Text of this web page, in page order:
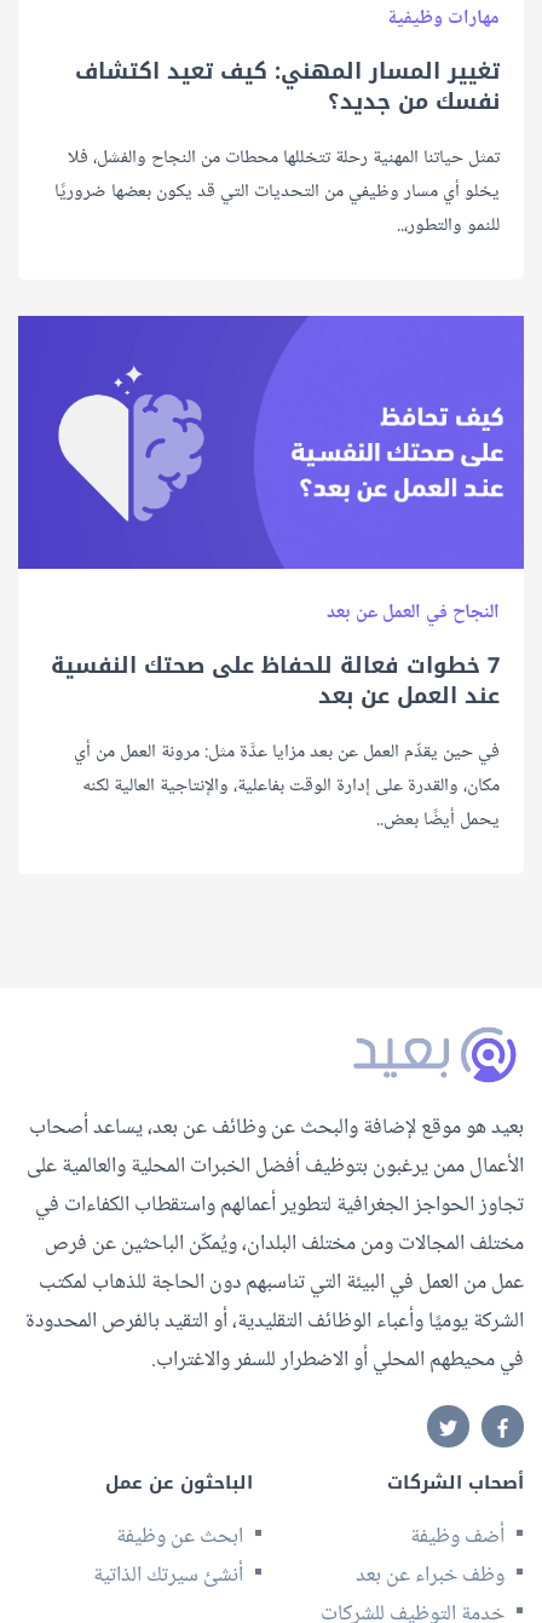
مهارات وظيفية
تغيير المسار المهني: كيف تعيد اكتشاف
نفسك من جديد؟
تمثل حياتنا المهنية رحلة تتخللها محطات من النجاح والفشل، فلا
يخلو أي مسار وظيفي من التحديات التي قد يكون بعضها ضروريًا
للنمو والتطور،..
النجاح في العمل عن بعد
7 خطوات فعالة للحفاظ على صحتك النفسية
عند العمل عن بعد
في حين يقدِّم العمل عن بعد مزايا عدَّة مثل: مرونة العمل من أي
مكان، والقدرة على إدارة الوقت بفاعلية، والإنتاجية العالية لكنه
يحمل أيضًا بعض..
بعيد هو موقع لإضافة والبحث عن وظائف عن بعد، يساعد أصحاب
الأعمال ممن يرغبون بتوظيف أفضل الخبرات المحلية والعالمية على
تجاوز الحواجز الجغرافية لتطوير أعمالهم واستقطاب الكفاءات في
مختلف المجالات ومن مختلف البلدان، ويُمكّن الباحثين عن فرص
عمل من العمل في البيئة التي تناسبهم دون الحاجة للذهاب لمكتب
الشركة يوميًا وأعباء الوظائف التقليدية، أو التقيد بالفرص المحدودة
في محيطهم المحلي أو الاضطرار للسفر والاغتراب.
أصحاب الشركات
أضف وظيفة
وظف خبراء عن بعد
خدمة التوظيف للشركات
الباحثون عن عمل
ابحث عن وظيفة
أنشئ سيرتك الذاتية